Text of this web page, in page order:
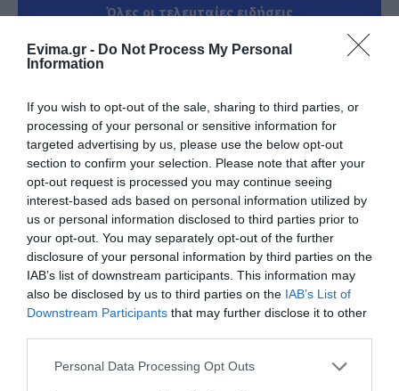
Evima.gr - Do Not Process My Personal
Information
If you wish to opt-out of the sale, sharing to third parties, or
processing of your personal or sensitive information for
targeted advertising by us, please use the below opt-out
section to confirm your selection. Please note that after your
opt-out request is processed you may continue seeing
interest-based ads based on personal information utilized by
us or personal information disclosed to third parties prior to
your opt-out. You may separately opt-out of the further
disclosure of your personal information by third parties on the
IAB’s list of downstream participants. This information may
also be disclosed by us to third parties on the IAB’s List of
Downstream Participants that may further disclose it to other
Please note that this website/app uses one or more Google
Personal Data Processing Opt Outs
δουλέψουν στις 15 Αυγούστου
Τροχαίο με αυτοκίνητο μεγάλου
δήμου στην Εύβοια
07.08.2026 | 12:15
Αυτές είναι οι επικίνδυνες
εβδομάδες του ελληνικού
καλοκαιριού για φωτιές
07.08.2026 | 12:00
Χωρίς νερό τώρα περιοχές της
Όλες οι τελευταίες ειδήσεις
Μεγάλο πανηγύρι
απόψε με την Χαρά
Βέρρα στην Εύβοια – Η
περιοχή
Το evima.gr
Αποκαλύπτει: Τρία
πυροσβεστικά
οχήματα έφτασαν στην